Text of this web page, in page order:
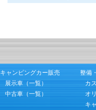
キャンピングカー販売
展示車（一覧）
中古車（一覧）
整備
カ
オ
キ